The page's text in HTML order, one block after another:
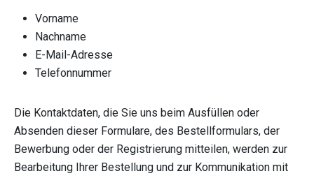
Vorname
Nachname
E-Mail-Adresse
Telefonnummer
Die Kontaktdaten, die Sie uns beim Ausfüllen oder
Absenden dieser Formulare, des Bestellformulars, der
Bewerbung oder der Registrierung mitteilen, werden zur
Bearbeitung Ihrer Bestellung und zur Kommunikation mit